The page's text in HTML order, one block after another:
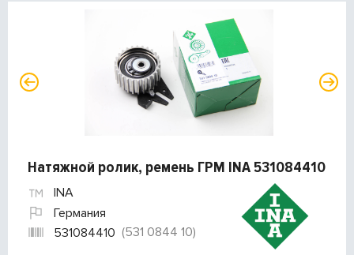
Натяжной ролик, ремень ГРМ INA 531084410
INA
Германия
531084410 (531 0844 10)